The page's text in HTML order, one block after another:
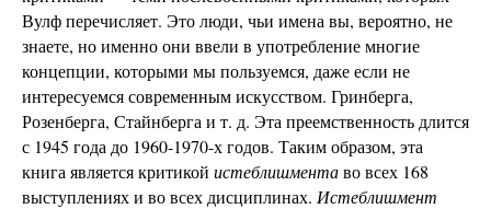
Вулф перечисляет. Это люди, чьи имена вы, вероятно, не
знаете, но именно они ввели в употребление многие
концепции, которыми мы пользуемся, даже если не
интересуемся современным искусством. Гринберга,
Розенберга, Стaйнберга и т. д. Эта преемственность длится
с 1945 года до 1960-1970-х годов. Таким образом, эта
книга является критикой истеблишментаво всех 168
выступлениях и во всех дисциплинах. Истеблишмент